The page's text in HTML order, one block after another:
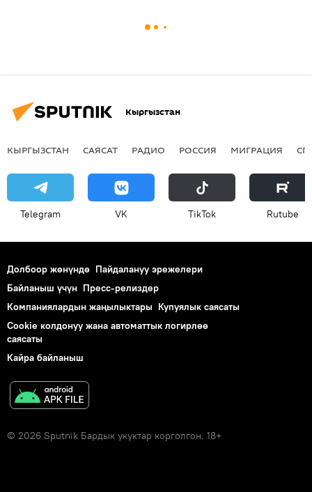
Кыргызстан
КЫРГЫЗСТАН САЯСАТ РАДИО РОССИЯ МИГРАЦИЯ
Telegram VK ТikТоk Rutube
Долбоор жөнүндө Пайдалануу эрежелери
Байланыш үчүн Пресс-релиздер
Компаниялардын жаңылыктары Купуялык саясаты
Cookie колдонуу жана автоматтык логирлөө
саясаты
Кайра байланыш
© 2026 Sputnik Бардык укуктар корголгон. 18+